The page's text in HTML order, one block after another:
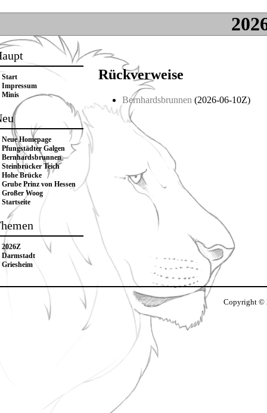
Start
Impressum
Minis
Neue Homepage
Pfungstädter Galgen
Bernhardsbrunnen
Steinbrücker Teich
Hohe Brücke
Grube Prinz von Hessen
Großer Woog
Startseite
2026Z
Darmstadt
Griesheim
Rückverweise
Bernhardsbrunnen (2026-06-10Z)
Copyright ©